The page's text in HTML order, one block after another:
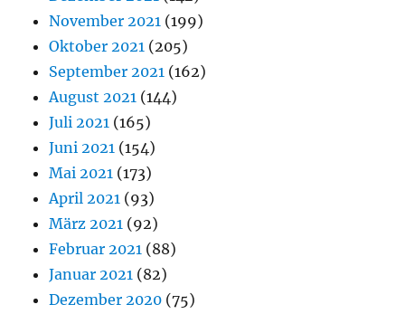
November 2021 (199)
Oktober 2021 (205)
September 2021 (162)
August 2021 (144)
Juli 2021 (165)
Juni 2021 (154)
Mai 2021 (173)
April 2021 (93)
März 2021 (92)
Februar 2021 (88)
Januar 2021 (82)
Dezember 2020 (75)